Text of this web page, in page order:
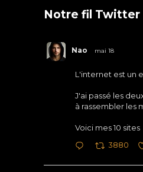
Notre fil Twitter
Nao mai 18
L'internet est un
J'ai passé les
à rassembler les
Voici mes 10 sites
3880